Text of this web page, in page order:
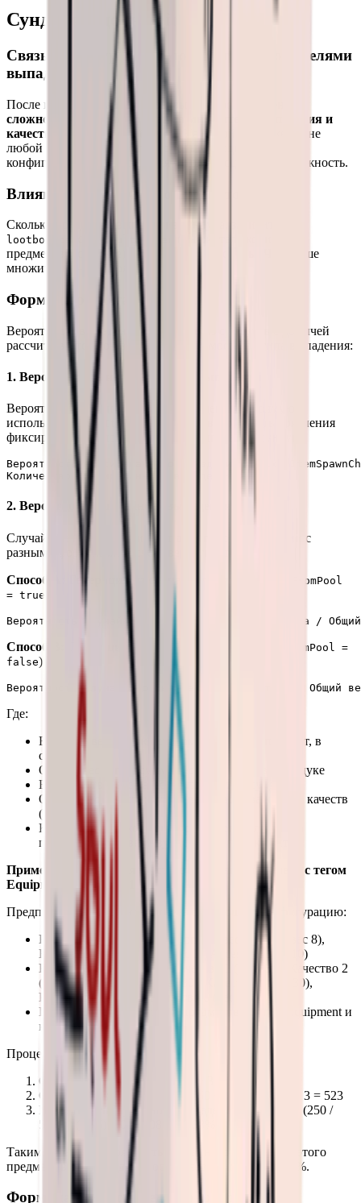
Сундуки с добычей
Связь между уровнем сложности и множителями
выпадения
После изучения файлов игры выяснилось:
сложности никак не влияет на множители выпадения и
качество сундуков с добычей. На одной и той же сцене
любой уровень сложности использует одинаковую
конфигурацию. На дроп влияет только сцена, а не сложность.
Влияние на количество предметов
Сколько предметов выпадет из сундука, зависит от
lootboxItemCountMultiplier
(множитель количества
предметов в сундуке) в конфигурации сцены. Чем выше
множитель — тем больше лута.
Формула расчёта вероятности
Вероятность выпадения предметов из сундуков с добычей
рассчитывается по-разному в зависимости от типа выпадения:
1. Вероятность фиксированного выпадения
Вероятность фиксированного выпадения напрямую
использует
fixedItemSpawnChance
(вероятность появления
фиксированного предмета) из конфигурации сундука:
Вероятность фиксированного выпадения =
2. Вероятность случайного выпадения
Случайные выпадения имеют два способа генерации с
разными формулами расчёта вероятности:
Способ A: Генерация из случайного пула
randomFromPool
= true
Способ B: Генерация по тегу и качеству
randomFromPool =
false)
Где:
Вес тега: вес тега, к которому относится предмет, в
сундуке
Общий вес тегов: сумма весов всех тегов в сундуке
Вес качества: вес качества предмета в сундуке
Общий вес качеств: сумма весов всех валидных качеств
(1-6) в сундуке
Количество подходящих предметов: количество
предметов, соответствующих и тегу, и качеству
Пример: Расчёт вероятности выпадения предмета с тегом
Equipment, качество 1
Предположим, что сундук имеет следующую конфигурацию:
Конфигурация тегов: Equipment (вес 2), Gun (вес 8),
Bullet (вес 4), Explosive (вес 3), Accessory (вес 10)
Конфигурация качеств: Качество 1 (вес 250), Качество 2
(вес 150), Качество 3 (вес 80), Качество 4 (вес 30),
Качество 5 (вес 10), Качество 6 (вес 3)
Подходящие предметы: 5 предметов с тегом Equipment и
качеством 1
Процесс расчёта:
Общий вес тегов = 2 + 8 + 4 + 3 + 10 = 27
Общий вес качеств = 250 + 150 + 80 + 30 + 10 + 3 = 523
Вероятность случайного выпадения = (2 / 27) × (250 /
523) × (1 / 5) ≈ 0.00708 = 0.708%
Таким образом, вероятность случайного выпадения этого
предмета в этом сундуке составляет примерно 0.708%.
Формула расчёта среднего ожидаемого